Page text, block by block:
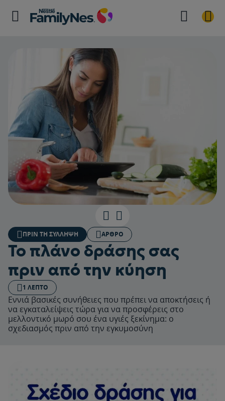
ΠΡΙΝ ΤΗ ΣΎΛΛΗΨΗ ΆΡΘΡΟ
Το πλάνο δράσης σας
πριν από την κύηση
1 ΛΕΠΤΌ
Εννιά βασικές συνήθειες που πρέπει να αποκτήσεις ή
να εγκαταλείψεις τώρα για να προσφέρεις στο
μελλοντικό μωρό σου ένα υγιές ξεκίνημα: ο
σχεδιασμός πριν από την εγκυμοσύνη